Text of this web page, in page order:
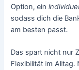
Option, ein
sodass dich die
am besten passt.
Das spart nicht nur
Flexibilität im Alltag.